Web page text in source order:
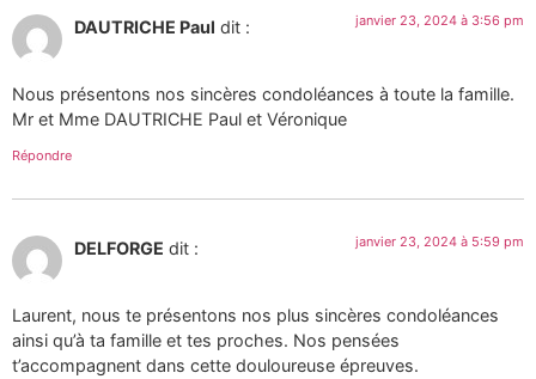
DAUTRICHE Paul dit : janvier 23, 2024 à 3:56 pm
Nous présentons nos sincères condoléances à toute la famille.
Mr et Mme DAUTRICHE Paul et Véronique
Répondre
DELFORGE dit : janvier 23, 2024 à 5:59 pm
Laurent, nous te présentons nos plus sincères condoléances
ainsi qu’à ta famille et tes proches. Nos pensées
t’accompagnent dans cette douloureuse épreuves.